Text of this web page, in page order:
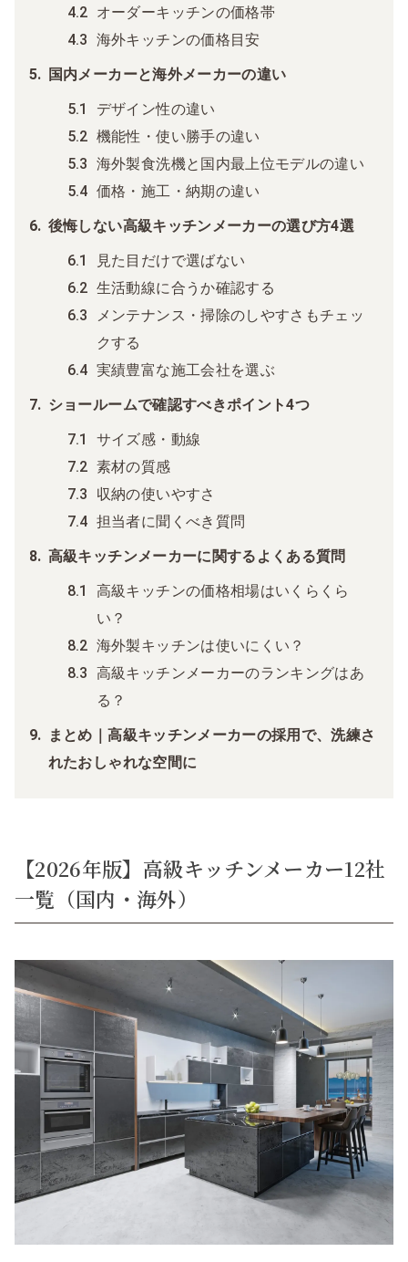
オーダーキッチンの価格帯
海外キッチンの価格目安
国内メーカーと海外メーカーの違い
デザイン性の違い
機能性・使い勝手の違い
海外製食洗機と国内最上位モデルの違い
価格・施工・納期の違い
後悔しない高級キッチンメーカーの選び方4選
見た目だけで選ばない
生活動線に合うか確認する
メンテナンス・掃除のしやすさもチェッ
クする
実績豊富な施工会社を選ぶ
ショールームで確認すべきポイント4つ
サイズ感・動線
素材の質感
収納の使いやすさ
担当者に聞くべき質問
高級キッチンメーカーに関するよくある質問
高級キッチンの価格相場はいくらくら
い？
海外製キッチンは使いにくい？
高級キッチンメーカーのランキングはあ
る？
まとめ｜高級キッチンメーカーの採用で、洗練さ
れたおしゃれな空間に
【2026年版】高級キッチンメーカー12社
一覧（国内・海外）